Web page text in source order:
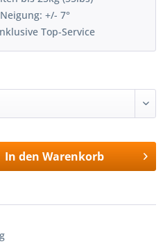
+/- 7°
Top-Service
In den Warenkorb